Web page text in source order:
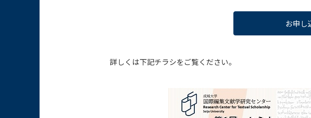
お申し
詳しくは下記チラシをご覧ください。